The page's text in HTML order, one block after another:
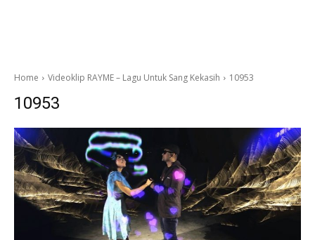
Home Videoklip RAYME – Lagu Untuk Sang Kekasih 10953
10953